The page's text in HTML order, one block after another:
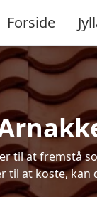
Forside
til at fremstå
at koste, kan